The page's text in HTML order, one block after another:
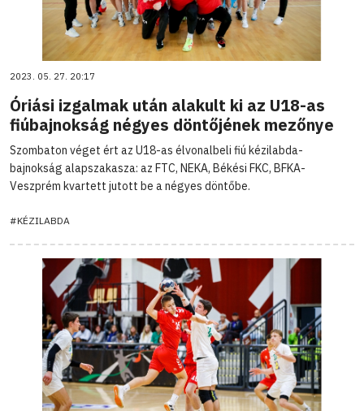
2023. 05. 27. 20:17
Óriási izgalmak után alakult ki az U18-as
fiúbajnokság négyes döntőjének mezőnye
Szombaton véget ért az U18-as élvonalbeli fiú kézilabda-
bajnokság alapszakasza: az FTC, NEKA, Békési FKC, BFKA-
Veszprém kvartett jutott be a négyes döntőbe.
#KÉZILABDA